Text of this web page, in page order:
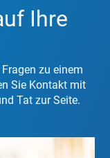
Ihre
zu einem
Sie Kontakt mit
Tat zur Seite.